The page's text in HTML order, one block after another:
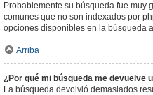
Probablemente su búsqueda fue muy
comunes que no son indexados por
opciones disponibles en la búsqueda
Arriba
¿Por qué mi búsqueda me devuelve
La búsqueda devolvió demasiados